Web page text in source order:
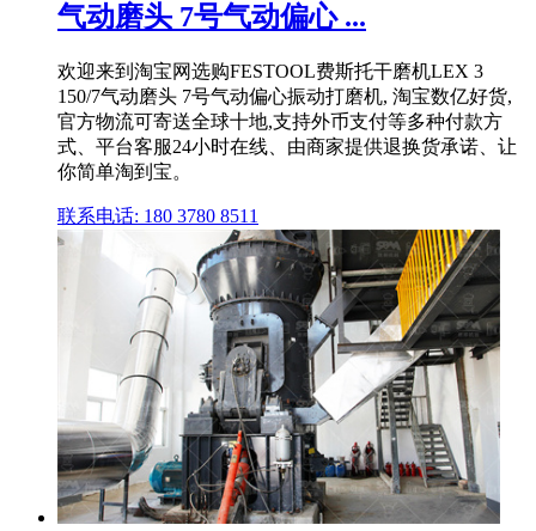
气动磨头 7号气动偏心 ...
欢迎来到淘宝网选购FESTOOL费斯托干磨机LEX 3
150/7气动磨头 7号气动偏心振动打磨机, 淘宝数亿好货,
官方物流可寄送全球十地,支持外币支付等多种付款方
式、平台客服24小时在线、由商家提供退换货承诺、让
你简单淘到宝。
联系电话: 180 3780 8511